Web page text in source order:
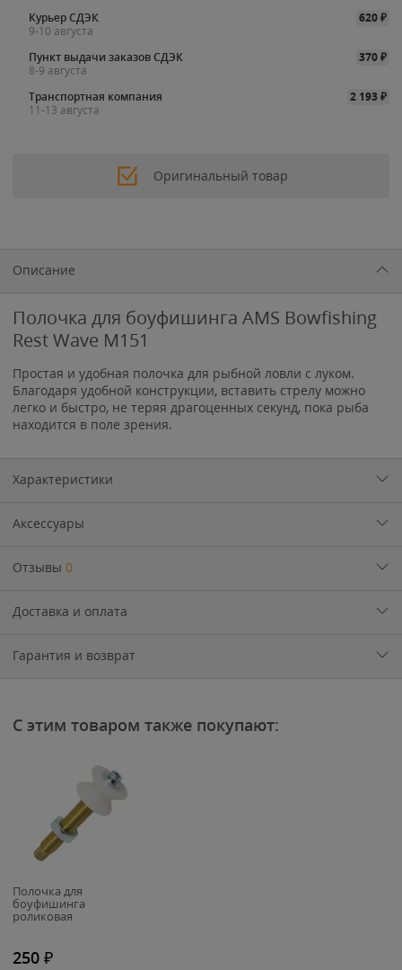
Курьер СДЭК
620₽
9-10 августа
Пункт выдачи заказов СДЭК
370₽
8-9 августа
Транспортная компания
2 193₽
11-13 августа
Оригинальный товар
Описание
Полочка для боуфишинга AMS Bowfishing
Rest Wave M151
Простая и удобная полочка для рыбной ловли с луком.
Благодаря удобной конструкции, вставить стрелу можно
легко и быстро, не теряя драгоценных секунд, пока рыба
находится в поле зрения.
Характеристики
Аксессуары
Отзывы 0
Доставка и оплата
Гарантия и возврат
С этим товаром также покупают:
Полочка для
боуфишинга
роликовая
250 ₽